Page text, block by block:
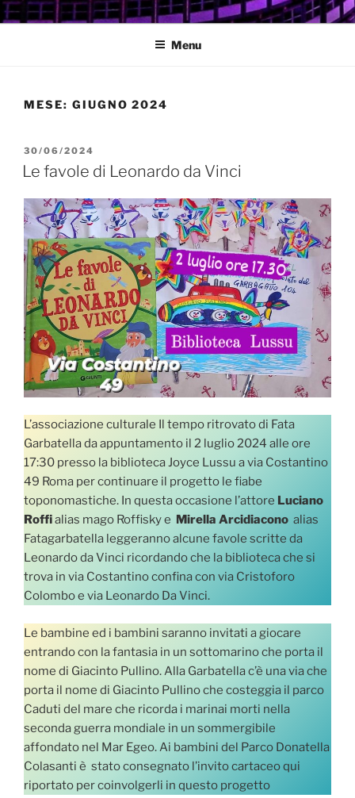
Salta
al
GARBATELLA
Un Blog sul quartiere della Garbatella
Menu
MESE: GIUGNO 2024
PUBBLICATO
IL
30/06/2024
Le favole di Leonardo da Vinci
L’associazione culturale Il tempo ritrovato di Fata
Garbatella da appuntamento il 2 luglio 2024 alle ore
17:30 presso la biblioteca Joyce Lussu a via Costantino
49 Roma per continuare il progetto le fiabe
toponomastiche. In questa occasione l’attore Luciano
Roffialias mago Roffisky e Mirella Arcidiacono alias
Fatagarbatella leggeranno alcune favole scritte da
Leonardo da Vinci ricordando che la biblioteca che si
trova in via Costantino confina con via Cristoforo
Colombo e via Leonardo Da Vinci.
Le bambine ed i bambini saranno invitati a giocare
entrando con la fantasia in un sottomarino che porta il
nome di Giacinto Pullino. Alla Garbatella c’è una via che
porta il nome di Giacinto Pullino che costeggia il parco
Caduti del mare che ricorda i marinai morti nella
seconda guerra mondiale in un sommergibile
affondato nel Mar Egeo. Ai bambini del Parco Donatella
Colasanti è stato consegnato l’invito cartaceo qui
riportato per coinvolgerli in questo progetto